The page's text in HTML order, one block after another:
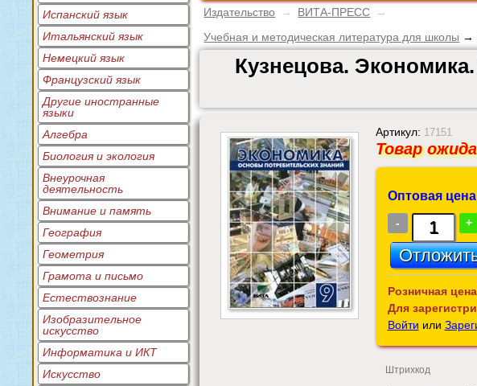
Испанский язык
Итальянский язык
Немецкий язык
Французский язык
Другие иностранные
языки
Алгебра
Биология и экология
Внеурочная
деятельность
Внимание и память
География
Геометрия
Грамота и письмо
Естествознание
Изобразительное
искусство
Информатика и ИКТ
Искусство
Издательство → ВИТА-ПРЕСС
→
Учебная и методическая литература для школы →
Кузнецова.
Артикул: 17151
Товар
Оптовая
- +
Розничная
Для
Войти или
Штрихкод